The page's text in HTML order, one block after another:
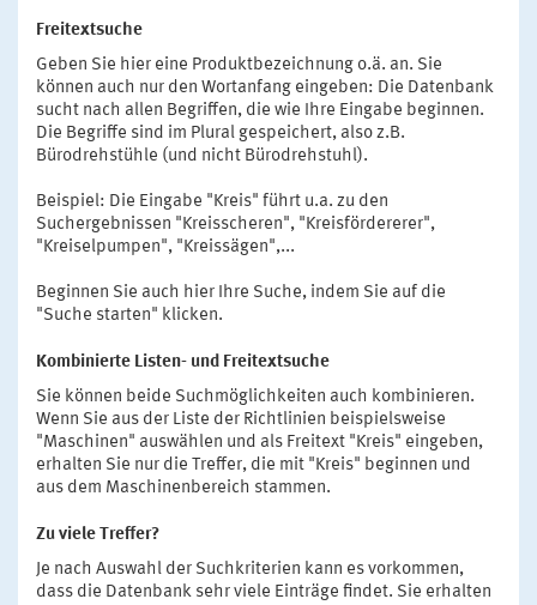
Freitextsuche
Geben Sie hier eine Produktbezeichnung o.ä. an. Sie
können auch nur den Wortanfang eingeben: Die Datenbank
sucht nach allen Begriffen, die wie Ihre Eingabe beginnen.
Die Begriffe sind im Plural gespeichert, also z.B.
Bürodrehstühle (und nicht Bürodrehstuhl).
Beispiel: Die Eingabe "Kreis" führt u.a. zu den
Suchergebnissen "Kreisscheren", "Kreisfördererer",
"Kreiselpumpen", "Kreissägen",...
Beginnen Sie auch hier Ihre Suche, indem Sie auf die
"Suche starten" klicken.
Kombinierte Listen- und Freitextsuche
Sie können beide Suchmöglichkeiten auch kombinieren.
Wenn Sie aus der Liste der Richtlinien beispielsweise
"Maschinen" auswählen und als Freitext "Kreis" eingeben,
erhalten Sie nur die Treffer, die mit "Kreis" beginnen und
aus dem Maschinenbereich stammen.
Zu viele Treffer?
Je nach Auswahl der Suchkriterien kann es vorkommen,
dass die Datenbank sehr viele Einträge findet. Sie erhalten